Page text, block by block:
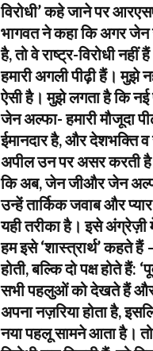
विरोधी’ कहे जाने पर
भागवत ने कहा कि अगर जेन
है, तो वे राष्ट्र-विरोधी नहीं
हमारी अगली पीढ़ी हैं। मुझे
ऐसी है। मुझे लगता है कि
जेन अल्फा- हमारी मौजूदा
ईमानदार है, और देशभक्ति व
अपील उन पर असर करती
कि अब, जेन जीऔर जेन
उन्हें तार्किक जवाब और
यही तरीका है। इसे अंग्रेज़ी
हम इसे ‘शास्त्रार्थ’ कहते हैं
होती, बल्कि दो पक्ष होते हैं:
सभी पहलुओं को देखते हैं और
अपना नज़रिया होता है,
नया पहलू सामने आता है।